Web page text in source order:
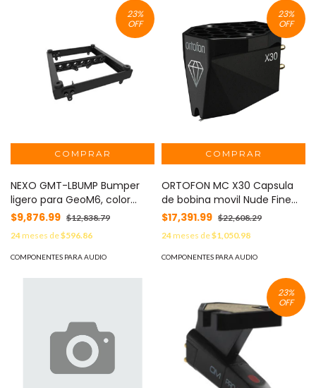
23%
OFF
NEXO GMT-LBUMP Bumper
ligero para GeoM6, color
negro
$9,876.99 $12,838.79
24meses de$596.86
COMPONENTES PARA AUDIO
23%
OFF
ORTOFON MC X30 Capsula
de bobina movil Nude Fine
Line Diamond
$17,391.99 $22,608.29
24meses de$1,050.98
COMPONENTES PARA AUDIO
23%
OFF